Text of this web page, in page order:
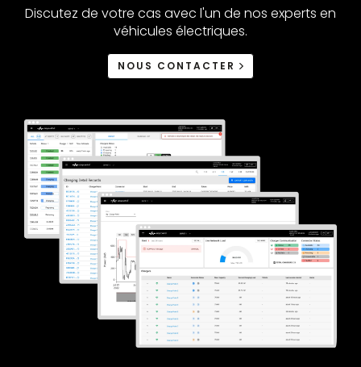
Discutez de votre cas avec l'un de nos experts en
véhicules électriques.
NOUS CONTACTER